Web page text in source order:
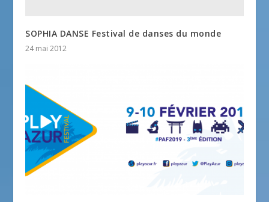
SOPHIA DANSE Festival de danses du monde
24 mai 2012